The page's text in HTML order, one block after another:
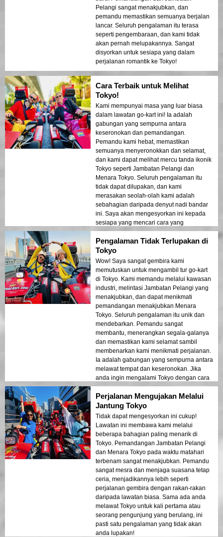
Pelangi sangat menakjubkan, dan
pemandu memastikan semuanya berjalan
lancar. Seluruh pengalaman itu terasa
seperti pengembaraan, dan kami tidak
akan pernah melupakannya. Sangat
disyorkan untuk sesiapa yang dalam
perjalanan romantik ke Tokyo!
Cara Terbaik untuk Melihat
Tokyo!
Kami mempunyai masa yang luar biasa
dalam lawatan go-kart ini! Ia adalah
gabungan yang sempurna antara
keseronokan dan pemandangan.
Pemandu kami hebat, memastikan
semuanya menyeronokkan dan selamat,
dan kami dapat melihat mercu tanda ikonik
Tokyo seperti Jambatan Pelangi dan
Menara Tokyo. Seluruh pengalaman itu
tidak dapat dilupakan, dan kami
merasakan seolah-olah kami adalah
sebahagian daripada denyut nadi bandar
ini. Saya akan mengesyorkan ini kepada
sesiapa yang mencari cara yang
menyeronokkan untuk meneroka Tokyo!
Pengalaman Tidak Terlupakan di
Tokyo
Wow! Saya sangat gembira kami
memutuskan untuk mengambil tur go-kart
di Tokyo. Kami memandu melalui kawasan
industri, melintasi Jambatan Pelangi yang
menakjubkan, dan dapat menikmati
pemandangan menakjubkan Menara
Tokyo. Seluruh pengalaman itu unik dan
mendebarkan. Pemandu sangat
membantu, menerangkan segala-galanya
dan memastikan kami selamat sambil
membenarkan kami menikmati perjalanan.
Ia adalah gabungan yang sempurna antara
melawat tempat dan keseronokan. Jika
anda ingin mengalami Tokyo dengan cara
yang baru, tur ini adalah sesuatu yang
mesti dilakukan!
Perjalanan Mengujakan Melalui
Jantung Tokyo
Tidak dapat mengesyorkan ini cukup!
Lawatan ini membawa kami melalui
beberapa bahagian paling menarik di
Tokyo. Pemandangan Jambatan Pelangi
dan Menara Tokyo pada waktu matahari
terbenam sangat menakjubkan. Pemandu
sangat mesra dan menjaga suasana tetap
ceria, menjadikannya lebih seperti
perjalanan gembira dengan rakan-rakan
daripada lawatan biasa. Sama ada anda
melawat Tokyo untuk kali pertama atau
seorang pengunjung yang berulang, ini
pasti satu pengalaman yang tidak akan
anda lupakan!